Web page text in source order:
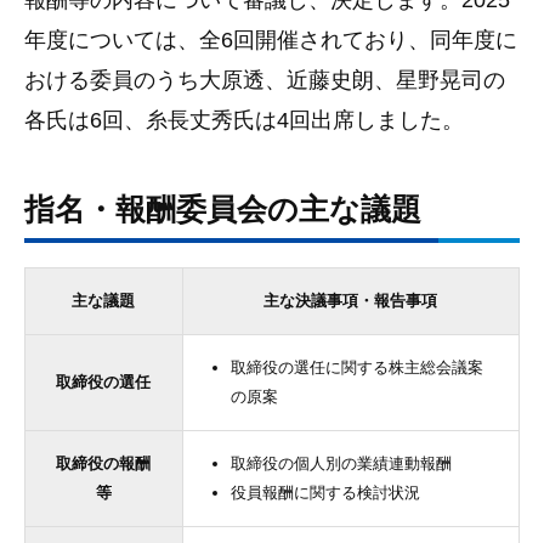
年度については、全6回開催されており、同年度に
おける委員のうち大原透、近藤史朗、星野晃司の
各氏は6回、糸長丈秀氏は4回出席しました。
指名・報酬委員会の主な議題
主な議題 主な決議事項・報告事項
取締役の選任
取締役の選任に関する株主総会議案
の原案
取締役の報酬
等
取締役の個人別の業績連動報酬
役員報酬に関する検討状況